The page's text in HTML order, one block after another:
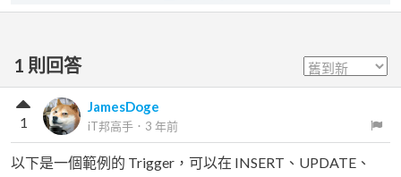
1 則回答
JamesDoge
iT邦高手 ． 3 年前
1
以下是一個範例的 Trigger，可以在 INSERT、UPDATE、